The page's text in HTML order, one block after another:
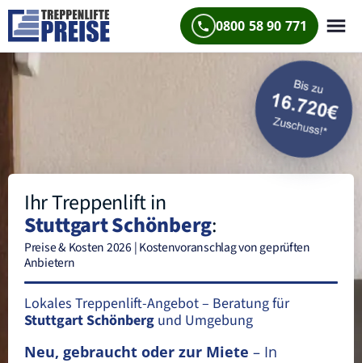
0800 58 90 771
Ihr Treppenlift in
Stuttgart Schönberg:
Preise & Kosten 2026 | Kostenvoranschlag von geprüften
Anbietern
Lokales Treppenlift-Angebot – Beratung für
Stuttgart Schönberg und Umgebung
Neu, gebraucht oder zur Miete – In